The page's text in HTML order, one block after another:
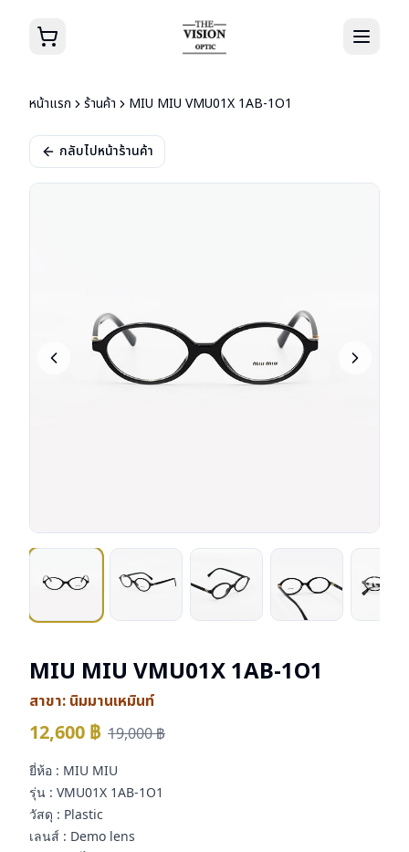
หน้าแรก ร้านค้า MIU MIU VMU01X 1AB-1O1
กลับไปหน้าร้านค้า
MIU MIU VMU01X 1AB-1O1
สาขา: นิมมานเหมินท์
12,600 ฿ 19,000฿
ยี่ห้อ : MIU MIU
รุ่น : VMU01X 1AB-1O1
วัสดุ : Plastic
เลนส์ : Demo lens